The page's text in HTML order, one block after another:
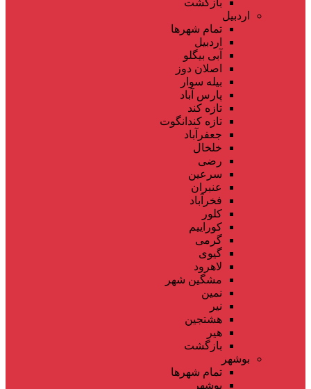
اردبیل
تمام شهر‌ها
اردبیل
آبی بیگلو
اصلان دوز
بیله سوار
پارس آباد
تازه کند
تازه کندانگوت
جعفرآباد
خلخال
رضی
سرعین
عنبران
فخرآباد
کلور
کوراییم
گرمی
گیوی
لاهرود
مشگین شهر
نمین
نیر
هشتجین
هیر
بازگشت
بوشهر
تمام شهر‌ها
بوشهر